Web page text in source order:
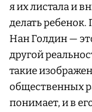
я их листала и
делать
Нан Голдин —
другой
такие
общественных
понимает, и в